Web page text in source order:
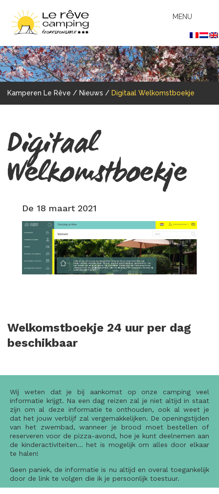
MENU
Kamperen Le Rêve / Nieuws / Digitaal Welkomstboekje
Digitaal
Welkomstboekje
De 18 maart 2021
Welkomstboekje 24 uur per dag
beschikbaar
Wij weten dat je bij aankomst op onze camping veel
informatie krijgt. Na een dag reizen zal je niet altijd in staat
zijn om al deze informatie te onthouden, ook al weet je
dat het jouw verblijf zal vergemakkelijken. De openingstijden
van het zwembad, wanneer je brood moet bestellen of
reserveren voor de pizza-avond, hoe je kunt deelnemen aan
de kinderactiviteiten… het is mogelijk om alles door elkaar
te halen!
Geen paniek, de informatie is nu altijd en overal toegankelijk
door de link te volgen die ik je persoonlijk toestuur.